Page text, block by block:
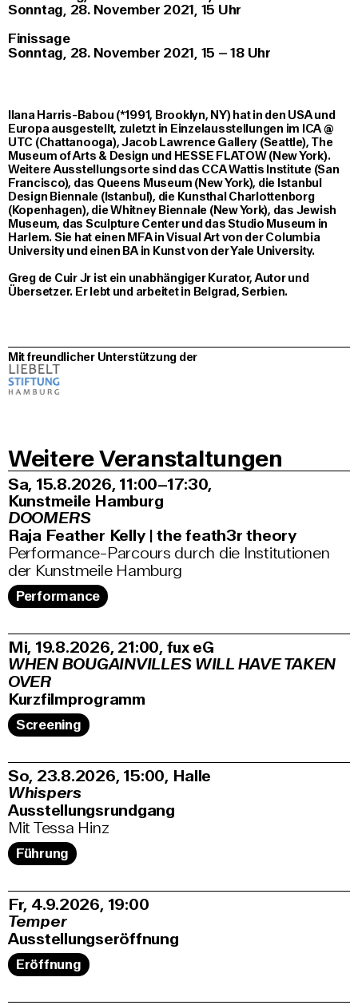
Sonntag, 28. November 2021, 15 Uhr
Finissage
Sonntag, 28. November 2021, 15 – 18 Uhr
Ilana Harris-Babou (*1991, Brooklyn, NY) hat in den USA und
Europa ausgestellt, zuletzt in Einzelausstellungen im ICA @
UTC (Chattanooga), Jacob Lawrence Gallery (Seattle), The
Museum of Arts & Design und HESSE FLATOW (New York).
Weitere Ausstellungsorte sind das CCA Wattis Institute (San
Francisco), das Queens Museum (New York), die Istanbul
Design Biennale (Istanbul), die Kunsthal Charlottenborg
(Kopenhagen), die Whitney Biennale (New York), das Jewish
Museum, das Sculpture Center und das Studio Museum in
Harlem. Sie hat einen MFA in Visual Art von der Columbia
University und einen BA in Kunst von der Yale University.
Greg de Cuir Jr ist ein unabhängiger Kurator, Autor und
Übersetzer. Er lebt und arbeitet in Belgrad, Serbien.
Mit freundlicher Unterstützung der
Weitere Veranstaltungen
Sa, 15.8.2026 11:00–17:30,
Kunstmeile Hamburg
DOOMERS
Raja Feather Kelly | the feath3r theory
Performance-Parcours durch die Institutionen
der Kunstmeile Hamburg
Performance
Mi, 19.8.2026 21:00, fux eG
WHEN BOUGAINVILLES WILL HAVE TAKEN
OVER
Kurzfilmprogramm
Screening
So, 23.8.2026 15:00, Halle
Whispers
Ausstellungsrundgang
Mit Tessa Hinz
Führung
Fr, 4.9.2026 19:00
Temper
Ausstellungseröffnung
Eröffnung